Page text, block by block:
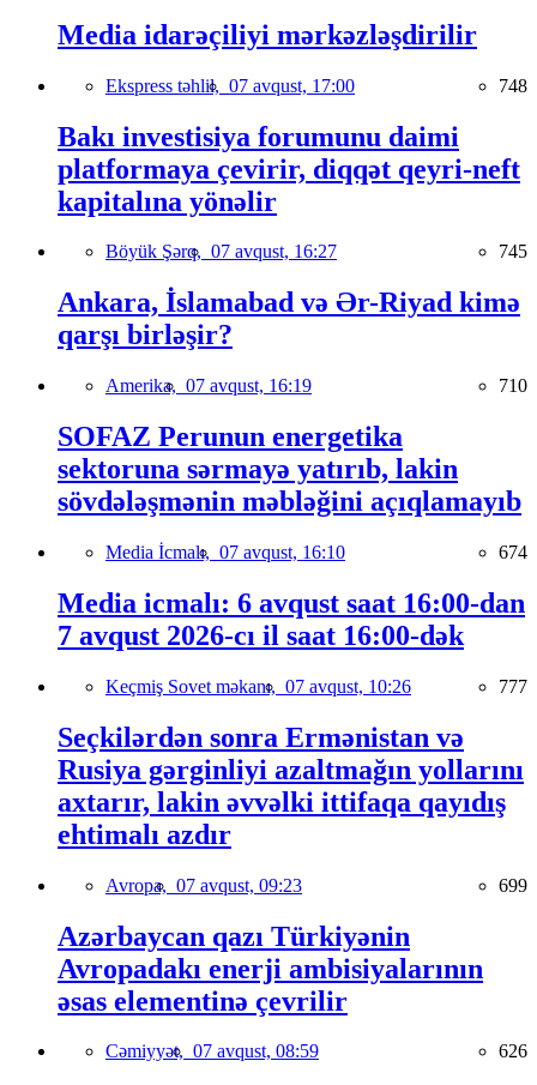
Media idarəçiliyi mərkəzləşdirilir
Ekspress təhlil, 07 avqust, 17:00 748
Bakı investisiya forumunu daimi
platformaya çevirir, diqqət qeyri-neft
kapitalına yönəlir
Böyük Şərq, 07 avqust, 16:27 745
Ankara, İslamabad və Ər-Riyad kimə
qarşı birləşir?
Amerika, 07 avqust, 16:19 710
SOFAZ Perunun energetika
sektoruna sərmayə yatırıb, lakin
sövdələşmənin məbləğini açıqlamayıb
Media İcmalı, 07 avqust, 16:10 674
Media icmalı: 6 avqust saat 16:00-dan
7 avqust 2026-cı il saat 16:00-dək
Keçmiş Sovet məkanı, 07 avqust, 10:26 777
Seçkilərdən sonra Ermənistan və
Rusiya gərginliyi azaltmağın yollarını
axtarır, lakin əvvəlki ittifaqa qayıdış
ehtimalı azdır
Avropa, 07 avqust, 09:23 699
Azərbaycan qazı Türkiyənin
Avropadakı enerji ambisiyalarının
əsas elementinə çevrilir
Cəmiyyət, 07 avqust, 08:59 626